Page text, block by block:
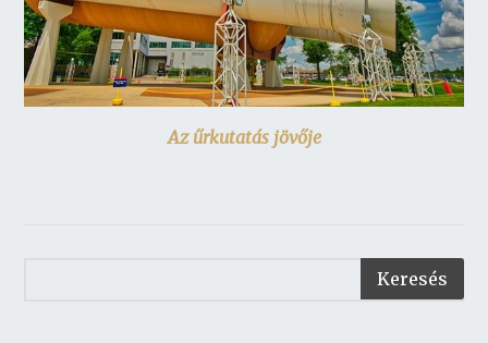
Az űrkutatás jövője